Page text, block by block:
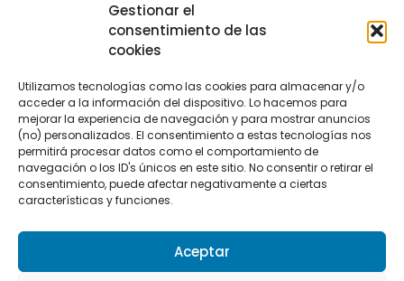
Gestionar el
consentimiento de las
cookies
Utilizamos tecnologías como las cookies para almacenar y/o
acceder a la información del dispositivo. Lo hacemos para
mejorar la experiencia de navegación y para mostrar anuncios
(no) personalizados. El consentimiento a estas tecnologías nos
permitirá procesar datos como el comportamiento de
navegación o los ID's únicos en este sitio. No consentir o retirar el
consentimiento, puede afectar negativamente a ciertas
características y funciones.
Aceptar
CONTACTO
+34 662 342 177
info@vkssport.com
SÍGUENOS
Política de privacidad
Política de cookies